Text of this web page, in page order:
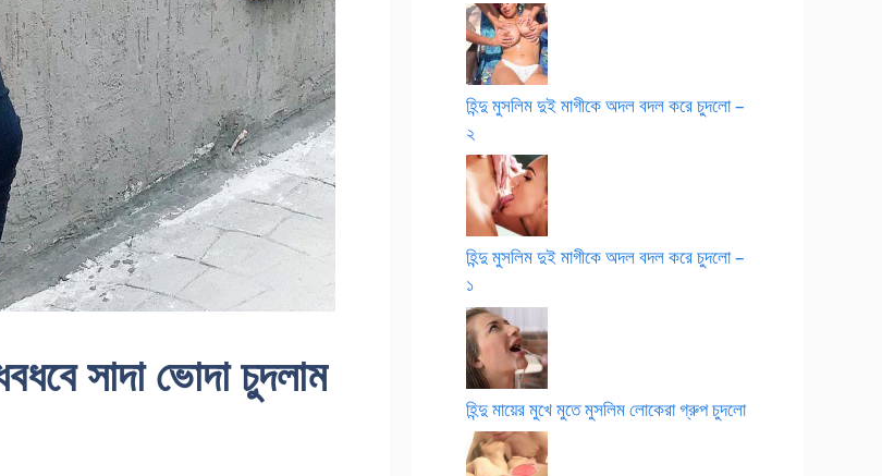
সাদা ভোদা চুদলাম
হিন্দু মুসলিম দুই মাগীকে অদল বদল করে চুদলো –
২
হিন্দু মুসলিম দুই মাগীকে অদল বদল করে চুদলো –
১
হিন্দু মায়ের মুখে মুতে মুসলিম লোকেরা গ্রুপ চুদলো